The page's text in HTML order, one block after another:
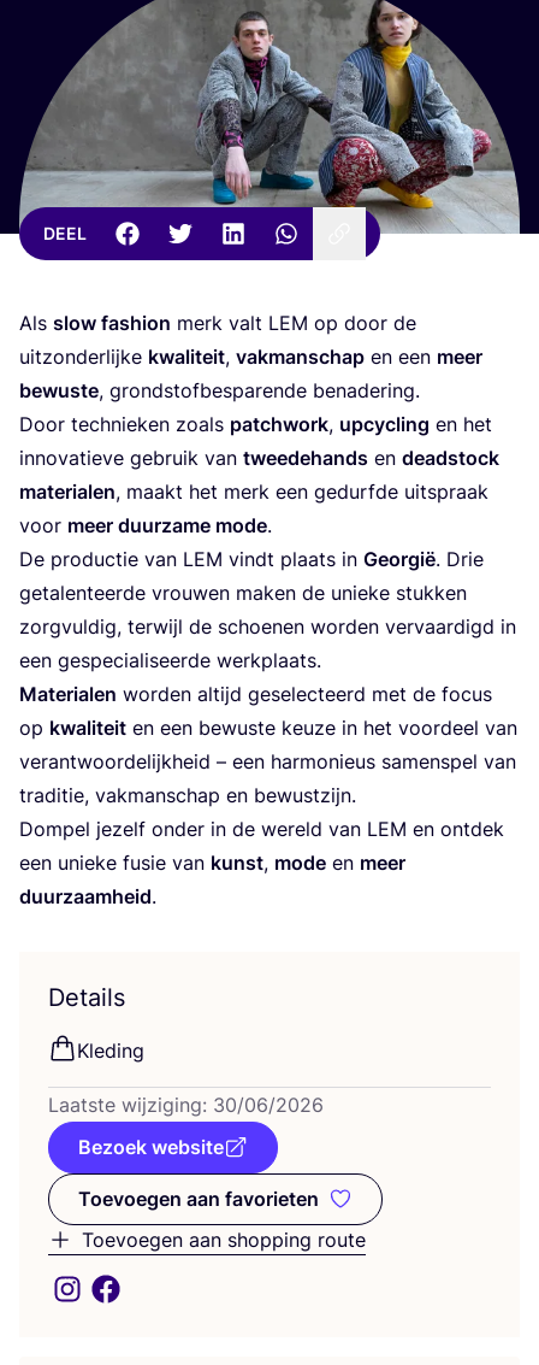
DEEL
Als slow fas­hi­on merk valt LEM op door de
uit­zon­der­lij­ke kwa­li­teit, vak­man­schap en een meer
bewus­te, grond­stof­be­spa­ren­de benadering.
Door tech­nie­ken zoals patch­work, upcy­cling en het
inno­va­tie­ve gebruik van twee­de­hands en dead­stock
mate­ri­a­len, maakt het merk een gedurf­de uit­spraak
voor meer duur­za­me mode.
De pro­duc­tie van LEM vindt plaats in Geor­gië. Drie
geta­len­teer­de vrou­wen maken de unie­ke stuk­ken
zorg­vul­dig, ter­wijl de schoe­nen wor­den ver­vaar­digd in
een gespe­ci­a­li­seer­de werkplaats.
Mate­ri­a­len wor­den altijd gese­lec­teerd met de focus
op kwa­li­teit en een bewus­te keu­ze in het voor­deel van
ver­ant­woor­de­lijk­heid – een har­mo­ni­eus samen­spel van
tra­di­tie, vak­man­schap en bewustzijn.
Dom­pel jezelf onder in de wereld van LEM en ont­dek
een unie­ke fusie van kunst, mode en meer
duur­zaam­heid.
Details
Kle­ding
Laat­ste wij­zi­ging: 30/06/2026
Bezoek website
Toevoegen aan favorieten
Toevoegen aan favorieten
Toevoegen aan shopping route